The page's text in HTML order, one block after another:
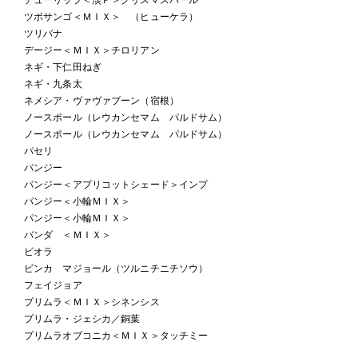
ツボサンゴ＜ＭＩＸ＞ （ヒューケラ）
ツリバナ
デージー＜ＭＩＸ＞チロリアン
ネギ・下仁田ねぎ
ネギ・九条太
ネメシア・ヴァヴァブーン（宿根）
ノースポール（レウカンセマム パルドサム）
ノースポール（レウカンセマム パルドサム）
パセリ
パンジー
パンジー＜アプリコットシェード＞インプ
パンジー＜小輪ＭＩＸ＞
パンジー＜小輪ＭＩＸ＞
バンダ ＜ＭＩＸ＞
ビオラ
ビンカ マジョール（ツルニチニチソウ）
フェイジョア
プリムラ＜ＭＩＸ＞シネンシス
プリムラ・ジェシカ／銅葉
プリムラオブコニカ＜ＭＩＸ＞タッチミー